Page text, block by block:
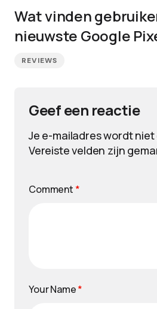
Wat vinden
nieuwste Google
REVIEWS
Geef een reactie
Je e-mailadres wordt
Vereiste velden zijn
Comment *
Your Name*